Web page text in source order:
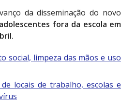
da disseminação do novo
fora da escola em
social, limpeza das mãos e uso
locais de trabalho, escolas e